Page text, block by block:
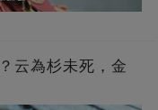
云為杉未死，金